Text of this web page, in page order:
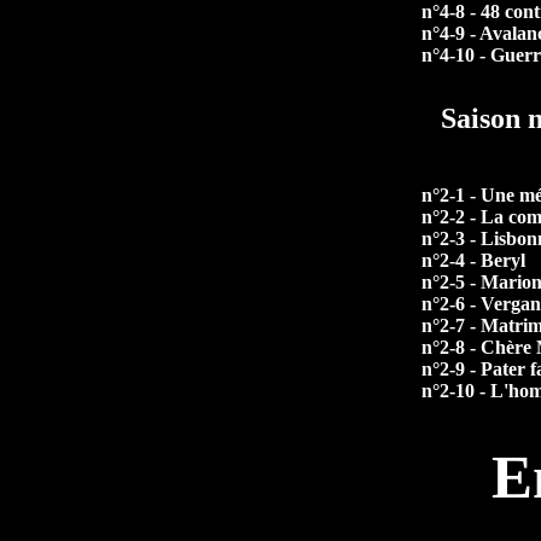
n°4-8 - 48
n°4-9 -
n°4-10 -
Saison
n°2-1 - Une
n°2-2 - La
n°2-3 -
n°2-4 - Beryl
n°2-5 -
n°2-6 -
n°2-7 -
n°2-8 - Chère
n°2-9 - Pater
n°2-10 -